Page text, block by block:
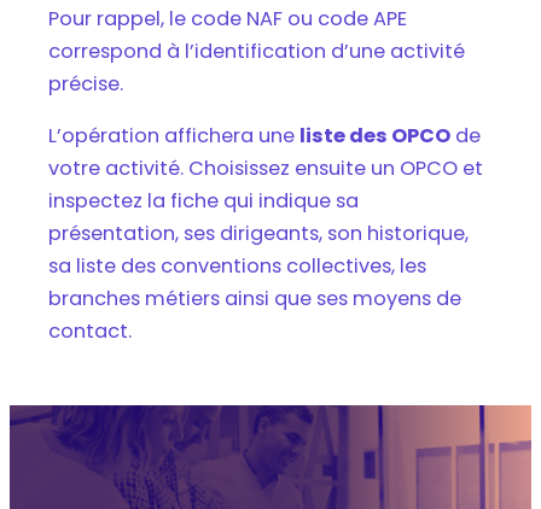
Pour rappel, le code NAF ou code APE
correspond à l’identification d’une activité
précise.
L’opération affichera une liste des OPCO de
votre activité. Choisissez ensuite un OPCO et
inspectez la fiche qui indique sa
présentation, ses dirigeants, son historique,
sa liste des conventions collectives, les
branches métiers ainsi que ses moyens de
contact.